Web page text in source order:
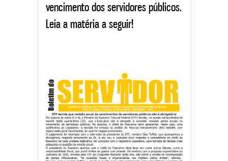
vencimento dos servidores públicos.
Leia a matéria a seguir!